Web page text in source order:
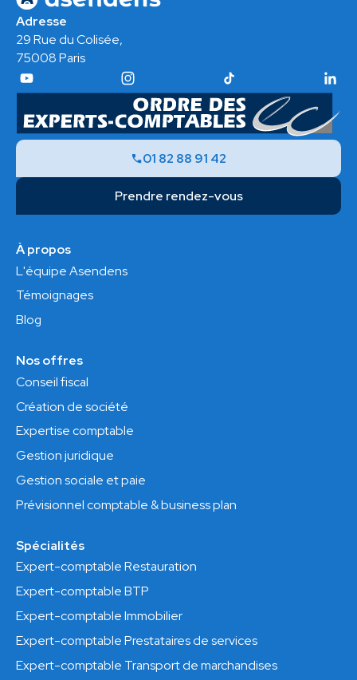
Adresse
29 Rue du Colisée,
75008 Paris
01 82 88 91 42
Prendre rendez-vous
À propos
L'équipe Asendens
Témoignages
Blog
Nos offres
Conseil fiscal
Création de société
Expertise comptable
Gestion juridique
Gestion sociale et paie
Prévisionnel comptable & business plan
Spécialités
Expert-comptable Restauration
Expert-comptable BTP
Expert-comptable Immobilier
Expert-comptable Prestataires de services
Expert-comptable Transport de marchandises